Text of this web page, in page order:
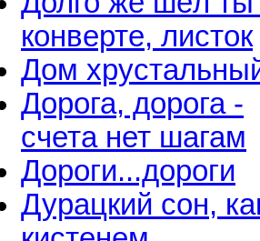
конверте, листок
Дом
Дорога, дорога -
счета нет шагам
Дороги...дороги
Дурацкий сон,